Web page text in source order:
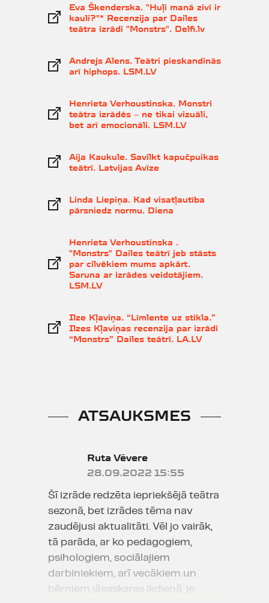
Eva Škenderska. "Huļi manā zivī ir
kauli?"* Recenzija par Dailes
teātra izrādi "Monstrs". Delfi.lv
Andrejs Alens. Teātri pieskandinās
arī hiphops. LSM.LV
Henrieta Verhoustinska. Monstri
teātra izrādēs – ne tikai vizuāli,
bet arī emocionāli. LSM.LV
Aija Kaukule. Savilkt kapučpuikas
teātrī. Latvijas Avīze
Linda Liepiņa. Kad visatļautība
pārsniedz normu. Diena
Henrieta Verhoustinska .
"Monstrs" Dailes teātrī jeb stāsts
par cilvēkiem mums apkārt.
Saruna ar izrādes veidotājiem.
LSM.LV
Ilze Kļaviņa. “Līmlente uz stikla.”
Ilzes Kļaviņas recenzija par izrādi
“Monstrs” Dailes teātrī. LA.LV
ATSAUKSMES
Ruta Vēvere
28.09.2022 15:55
Šī izrāde redzēta iepriekšējā teātra
sezonā, bet izrādes tēma nav
zaudējusi aktualitāti. Vēl jo vairāk,
tā parāda, ar ko pedagogiem,
psihologiem, sociālajiem
darbiniekiem, arī vecākiem un
bērniem jāsaskaras ikdienā, jo